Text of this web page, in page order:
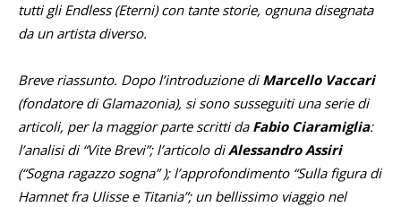
tutti gli Endless (Eterni) con tante storie, ognuna disegnata
da un artista diverso.
Breve riassunto. Dopo l’introduzione diMarcello Vaccari
(fondatore di Glamazonia), si sono susseguiti una serie di
articoli, per la maggior parte scritti da Fabio Ciaramiglia:
l’analisi di “Vite Brevi”; l’articolo diAlessandro Assiri
(“Sogna ragazzo sogna” ); l’approfondimento “Sulla figura di
Hamnet fra Ulisse e Titania”; un bellissimo viaggio nel